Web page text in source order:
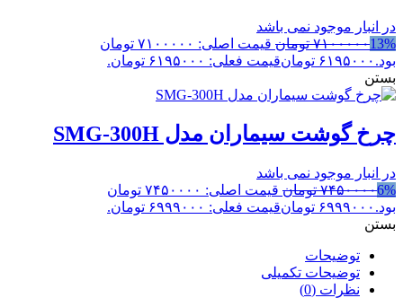
در انبار موجود نمی باشد
13%۷۱۰۰۰۰۰ تومان
قیمت اصلی: ۷۱۰۰۰۰۰ تومان
بود. ۶۱۹۵۰۰۰ تومانقیمت فعلی: ۶۱۹۵۰۰۰ تومان.
بستن
چرخ گوشت سیماران مدل SMG-300H
در انبار موجود نمی باشد
6%۷۴۵۰۰۰۰ تومان
قیمت اصلی: ۷۴۵۰۰۰۰ تومان
بود. ۶۹۹۹۰۰۰ تومانقیمت فعلی: ۶۹۹۹۰۰۰ تومان.
بستن
توضیحات
توضیحات تکمیلی
نظرات (0)